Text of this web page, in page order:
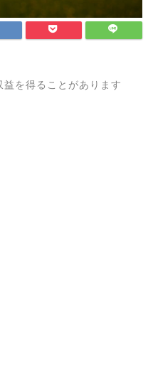
を得ることがあります